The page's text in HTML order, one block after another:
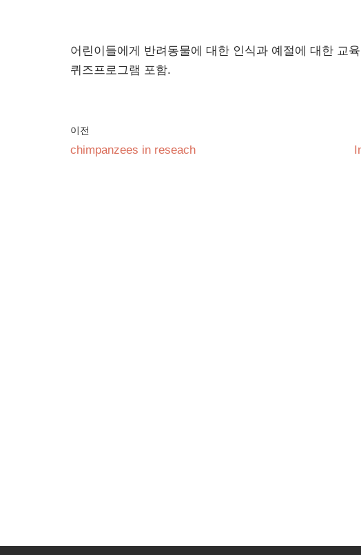
어린이들에게 반려동물에 대한 인식과 예절에 대한 교
퀴즈프로그램 포함.
이전
chimpanzees in reseach